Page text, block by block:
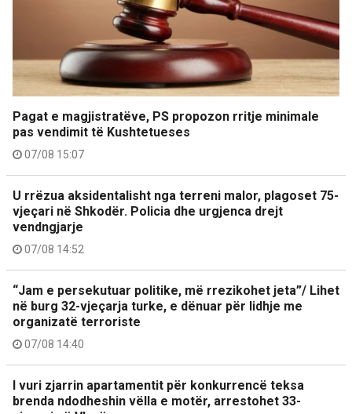
Pagat e magjistratëve, PS propozon rritje minimale
pas vendimit të Kushtetueses
07/08 15:07
U rrëzua aksidentalisht nga terreni malor, plagoset 75-
vjeçari në Shkodër. Policia dhe urgjenca drejt
vendngjarje
07/08 14:52
“Jam e persekutuar politike, më rrezikohet jeta”/ Lihet
në burg 32-vjeçarja turke, e dënuar për lidhje me
organizatë terroriste
07/08 14:40
I vuri zjarrin apartamentit për konkurrencë teksa
brenda ndodheshin vëlla e motër, arrestohet 33-